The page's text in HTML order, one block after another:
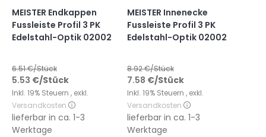
MEISTER Endkappen
Fussleiste Profil 3 PK
Edelstahl-Optik 02002
6.51€/Stück
5.53 €/Stück
Inkl. 19% Steuern , exkl.
Versandkosten
lieferbar in ca. 1-3
Werktage
MEISTER Innenecke
Fussleiste Profil 3 PK
Edelstahl-Optik 02002
8.92€/Stück
7.58 €/Stück
Inkl. 19% Steuern , exkl.
Versandkosten
lieferbar in ca. 1-3
Werktage